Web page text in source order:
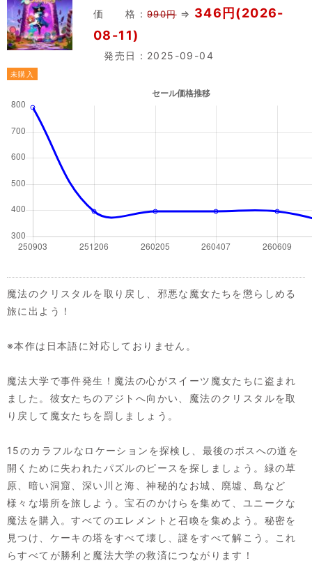
価 格： 990円⇒ 346円(2026-
08-11)
発売日：2025-09-04
未購入
魔法のクリスタルを取り戻し、邪悪な魔女たちを懲らしめる
旅に出よう！
※本作は日本語に対応しておりません。
魔法大学で事件発生！魔法の心がスイーツ魔女たちに盗まれ
ました。彼女たちのアジトへ向かい、魔法のクリスタルを取
り戻して魔女たちを罰しましょう。
15のカラフルなロケーションを探検し、最後のボスへの道を
開くために失われたパズルのピースを探しましょう。緑の草
原、暗い洞窟、深い川と海、神秘的なお城、廃墟、島など
様々な場所を旅しよう。宝石のかけらを集めて、ユニークな
魔法を購入。すべてのエレメントと召喚を集めよう。秘密を
見つけ、ケーキの塔をすべて壊し、謎をすべて解こう。これ
らすべてが勝利と魔法大学の救済につながります！